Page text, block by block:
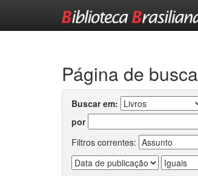
Página de busca
Buscar em:
por
Filtros correntes: